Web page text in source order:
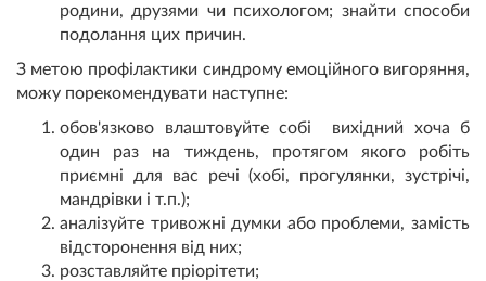
родини, друзями чи психологом; знайти способи
подолання цих причин.
З метою профілактики синдрому емоційного вигоряння,
можу порекомендувати наступне:
обов'язково влаштовуйте собі вихідний хоча б
один раз на тиждень, протягом якого робіть
приємні для вас речі (хобі, прогулянки, зустрічі,
мандрівки і т.п.);
аналізуйте тривожні думки або проблеми, замість
відсторонення від них;
розставляйте пріорітети;